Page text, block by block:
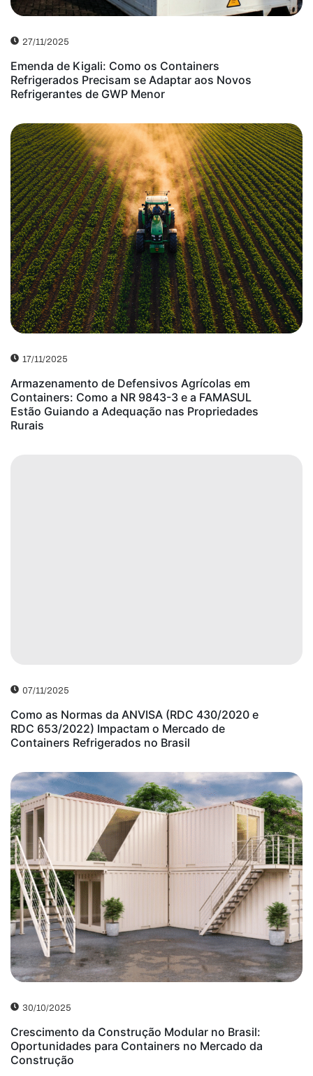
27/11/2025
Emenda de Kigali: Como os Containers
Refrigerados Precisam se Adaptar aos Novos
Refrigerantes de GWP Menor
17/11/2025
Armazenamento de Defensivos Agrícolas em
Containers: Como a NR 9843-3 e a FAMASUL
Estão Guiando a Adequação nas Propriedades
Rurais
07/11/2025
Como as Normas da ANVISA (RDC 430/2020 e
RDC 653/2022) Impactam o Mercado de
Containers Refrigerados no Brasil
30/10/2025
Crescimento da Construção Modular no Brasil:
Oportunidades para Containers no Mercado da
Construção